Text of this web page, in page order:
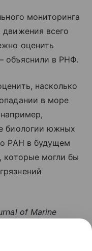
мониторинга
движения всего
оценить
объяснили в РНФ.
насколько
в море
биологии южных
РАН в будущем
которые могли бы
of Marine